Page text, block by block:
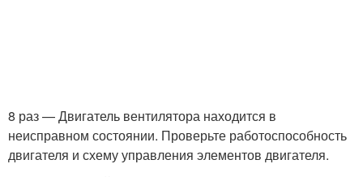
8 раз — Двигатель вентилятора находится в
неисправном состоянии. Проверьте работоспособность
двигателя и схему управления элементов двигателя.